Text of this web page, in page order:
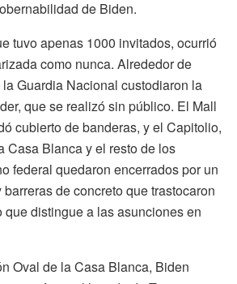
de Biden.
tuvo apenas 1000 invitados, ocurrió
como nunca. Alrededor de
Guardia Nacional custodiaron la
que se realizó sin público. El Mall
cubierto de banderas, y el Capitolio,
Casa Blanca y el resto de los
federal quedaron encerrados por un
de concreto que trastocaron
distingue a las asunciones en
Oval de la Casa Blanca, Biden